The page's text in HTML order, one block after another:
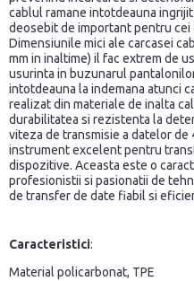
cablul ramane intotdeauna
deosebit de important pentru cei
Dimensiunile mici ale carcasei
mm in inaltime) il fac extrem de
usurinta in buzunarul
intotdeauna la indemana atunci
realizat din materiale de inalta
durabilitatea si rezistenta la
viteza de transmisie a datelor de
instrument excelent pentru
dispozitive. Aceasta este o
profesionistii si pasionatii de
de transfer de date fiabil si
Caracteristici:
Material policarbonat, TPE